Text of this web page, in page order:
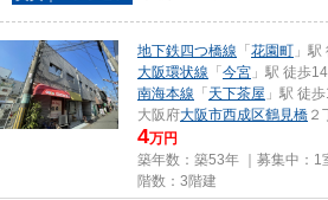
地下鉄四つ橋線 「 花園町 」駅
大阪環状線 「 今宮 」駅 徒歩
南海本線 「 天下茶屋 」駅 徒
大阪府大阪市西成区鶴見橋 ２
4万円
築年数：築53年 ｜募集中： 1
階数：3階建